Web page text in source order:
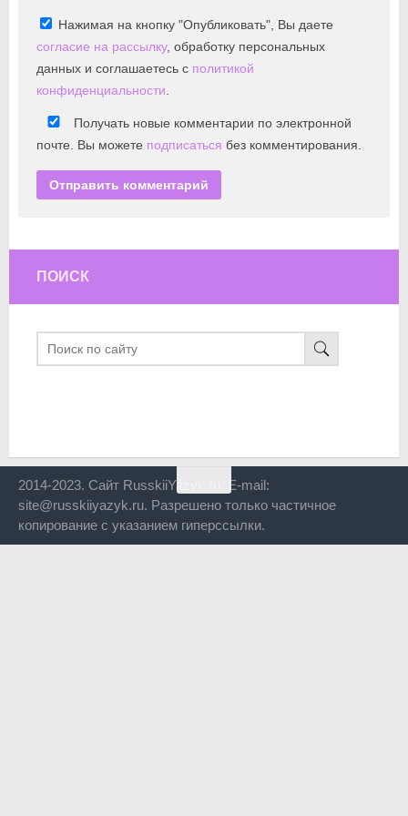
Нажимая на кнопку "Опубликовать", Вы даете
согласие на рассылку, обработку персональных
данных и соглашаетесь с политикой
конфиденциальности.
Получать новые комментарии по электронной
почте. Вы можете подписаться без комментирования.
ПОИСК
2014-2023. Сайт RusskiiYazyk.ru. E-mail:
site@russkiiyazyk.ru. Разрешено только частичное
копирование с указанием гиперссылки.